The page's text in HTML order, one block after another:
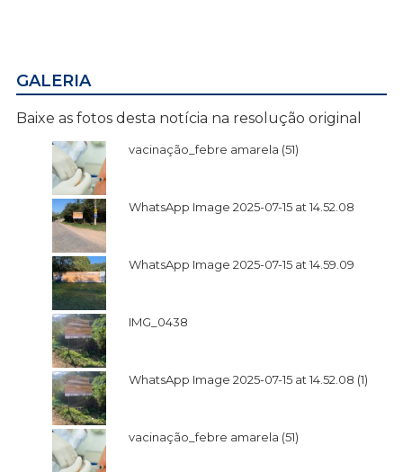
GALERIA
Baixe as fotos desta notícia na resolução original
vacinação_febre amarela (51)
WhatsApp Image 2025-07-15 at 14.52.08
WhatsApp Image 2025-07-15 at 14.59.09
IMG_0438
WhatsApp Image 2025-07-15 at 14.52.08 (1)
vacinação_febre amarela (51)